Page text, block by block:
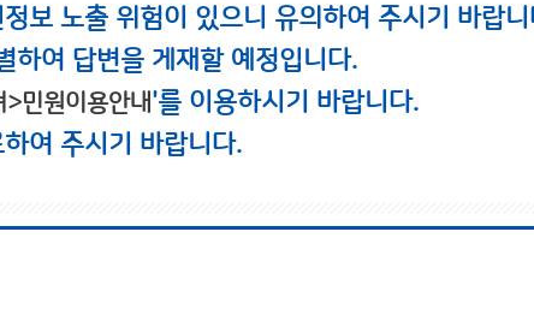
보 노출 위험이 있으니 유의하여 주시기 바랍니
하여 답변을 게재할 예정입니다.
민원이용안내'를 이용하시기 바랍니다.
여 주시기 바랍니다.